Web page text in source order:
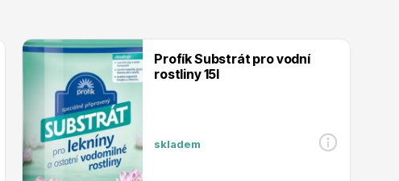
Profík Substrát pro vodní
rostliny 15l
skladem